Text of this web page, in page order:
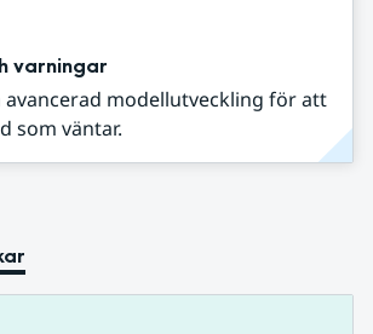
varningar
avancerad modellutveckling för att
som väntar.